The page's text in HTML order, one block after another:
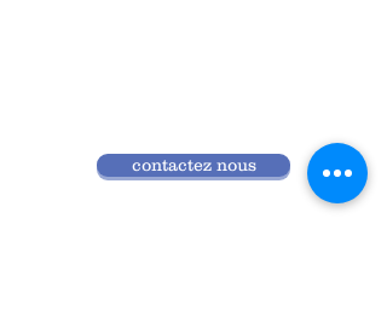
contactez nous